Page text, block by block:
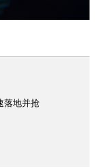
落地并抢